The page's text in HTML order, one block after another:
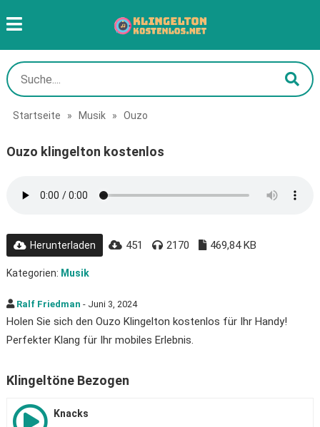
Startseite » Musik » Ouzo
Ouzo klingelton kostenlos
Herunterladen 451 2170 469,84 KB
Kategorien: Musik
Ralf Friedman - Juni 3, 2024
Holen Sie sich den Ouzo Klingelton kostenlos für Ihr Handy!
Perfekter Klang für Ihr mobiles Erlebnis.
Klingeltöne Bezogen
Knacks